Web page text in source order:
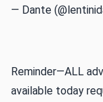
— Dante
Reminder—ALL
available today